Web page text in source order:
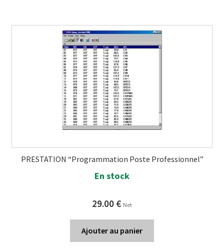
PRESTATION “Programmation Poste Professionnel”
En stock
29.00 € Net
Ajouter au panier